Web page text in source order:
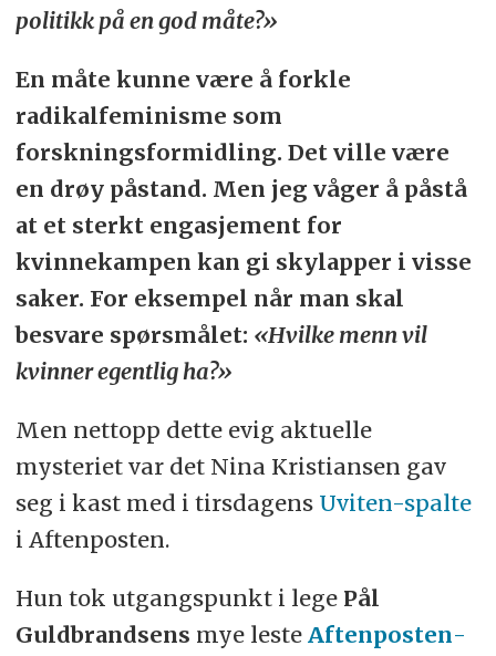
politikk på en god måte?»
En måte kunne være å forkle
radikalfeminisme som
forskningsformidling. Det ville være
en drøy påstand. Men jeg våger å påstå
at et sterkt engasjement for
kvinnekampen kan gi skylapper i visse
saker. For eksempel når man skal
besvare spørsmålet: «Hvilke menn vil
kvinner egentlig ha?»
Men nettopp dette evig aktuelle
mysteriet var det Nina Kristiansen gav
seg i kast med i tirsdagens Uviten-spalte
i Aftenposten.
Hun tok utgangspunkt i lege Pål
Guldbrandsens mye leste Aftenposten-